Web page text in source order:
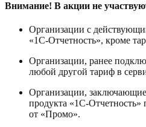
Внимание! В акции не
Организации с
«1С-Отчетность», кроме
Организации, ранее
любой другой тариф в
Организации,
продукта «1С-
от «Промо».